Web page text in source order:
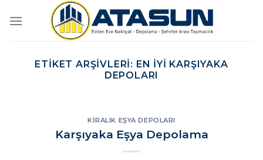
atla
ETIKET ARŞIVLERI: EN IYI KARŞIYAKA
DEPOLARI
KIRALIK EŞYA DEPOLARI
Karşıyaka Eşya Depolama